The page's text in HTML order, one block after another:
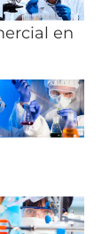
en